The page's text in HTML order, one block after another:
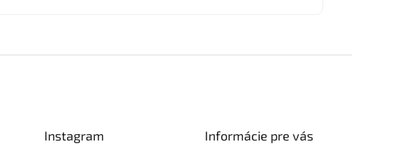
Instagram Informácie pre vás